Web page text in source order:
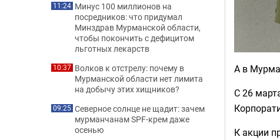
А в
С 26
К акции
11:24 Минус 100 миллионов на
посредников: что придумал
Минздрав Мурманской области,
чтобы покончить с дефицитом
льготных лекарств
10:37 Волков к отстрелу: почему в
Мурманской области нет лимита
на добычу этих хищников?
09:25 Северное солнце не щадит: зачем
мурманчанам SPF-крем даже
осенью